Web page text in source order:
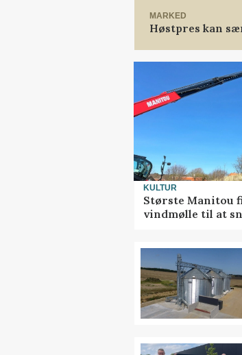
MARKED
Høstpres kan
KULTUR
Største Manitou
vindmølle til at